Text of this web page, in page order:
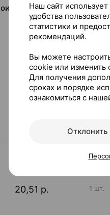
непроливайка
На карте
30
20,51 р. 1 шт.
Наш сайт
удобства
статистики и
рекомендаций.
Вы можете
cookie или изменить
Для получения
сроках и порядке
ознакомиться с
Отклонить